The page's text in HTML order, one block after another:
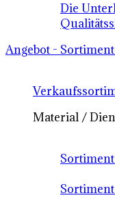
Die
Angebot -
Material /